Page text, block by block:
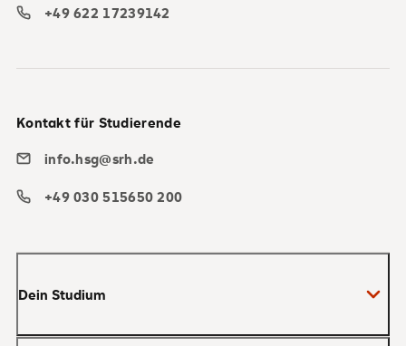
Dein Studium
+49 622 17239142
Kontakt für Studierende
info.hsg@srh.de
+49 030 515650 200